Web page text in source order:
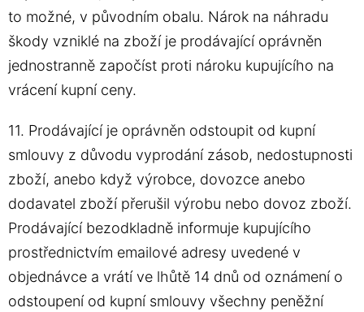
to možné, v původním obalu. Nárok na náhradu
škody vzniklé na zboží je prodávající oprávněn
jednostranně započíst proti nároku kupujícího na
vrácení kupní ceny.
11. Prodávající je oprávněn odstoupit od kupní
smlouvy z důvodu vyprodání zásob, nedostupnosti
zboží, anebo když výrobce, dovozce anebo
dodavatel zboží přerušil výrobu nebo dovoz zboží.
Prodávající bezodkladně informuje kupujícího
prostřednictvím emailové adresy uvedené v
objednávce a vrátí ve lhůtě 14 dnů od oznámení o
odstoupení od kupní smlouvy všechny peněžní